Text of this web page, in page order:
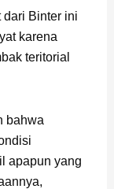
dari Binter ini
karena
teritorial
bahwa
apapun yang